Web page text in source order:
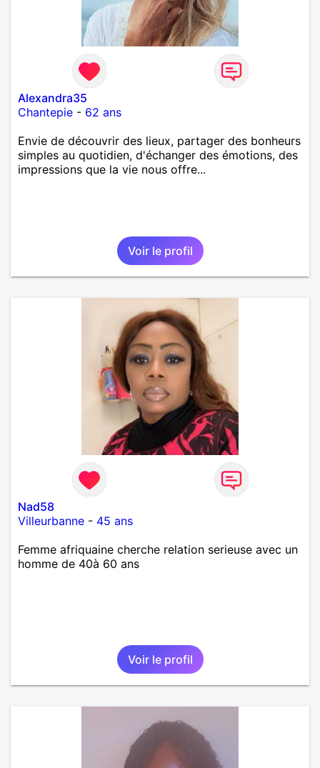
Alexandra35
Chantepie - 62 ans
Envie de découvrir des lieux, partager des bonheurs
simples au quotidien, d'échanger des émotions, des
impressions que la vie nous offre...
Voir le profil
Nad58
Villeurbanne - 45 ans
Femme afriquaine cherche relation serieuse avec un
homme de 40à 60 ans
Voir le profil